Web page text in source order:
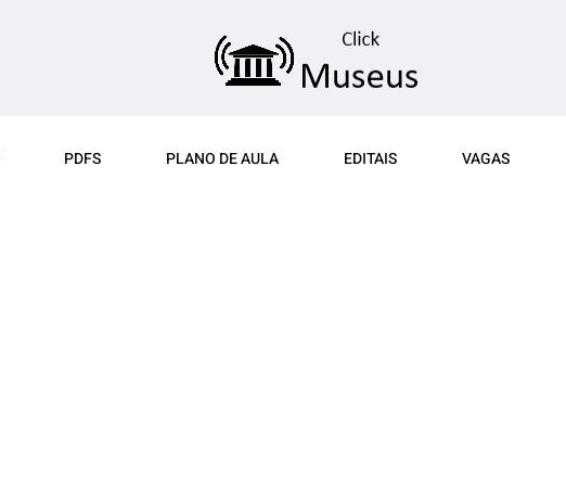
PDFS PLANO DE AULA EDITAIS VAGAS